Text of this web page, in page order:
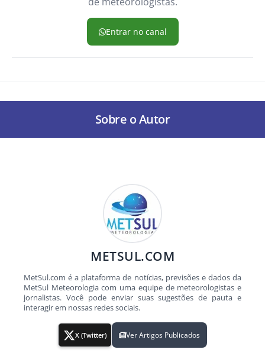
Entrar no canal
Sobre o Autor
METSUL.COM
MetSul.com é a plataforma de notícias, previsões e dados da
MetSul Meteorologia com uma equipe de meteorologistas e
jornalistas. Você pode enviar suas sugestões de pauta e
interagir em nossas redes sociais.
X (Twitter) Ver Artigos Publicados